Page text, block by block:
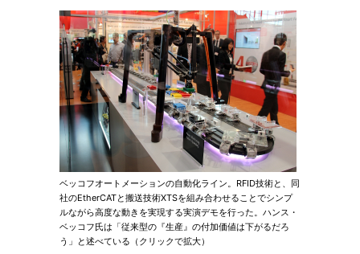
ベッコフオートメーションの自動化ライン。RFID技術と、同
社のEtherCATと搬送技術XTSを組み合わせることでシンプ
ルながら高度な動きを実現する実演デモを行った。ハンス・
ベッコフ氏は「従来型の『生産』の付加価値は下がるだろ
う」と述べている（クリックで拡大）